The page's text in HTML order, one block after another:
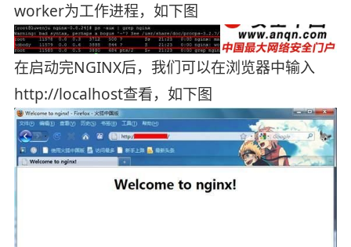
worker为工作进程，如下图
在启动完NGINX后，我们可以在浏览器中输入
http://localhost查看，如下图